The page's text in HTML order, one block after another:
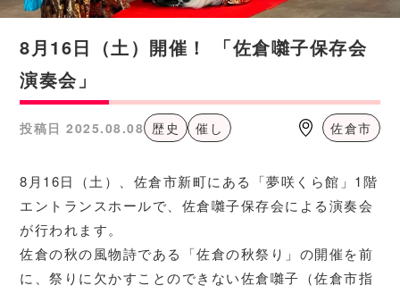
8月16日（土）開催！ 「佐倉囃子保存会
演奏会」
投稿日2025.08.08 歴史 催し 佐倉市
8月16日（土）、佐倉市新町にある「夢咲くら館」1階
エントランスホールで、佐倉囃子保存会による演奏会
が行われます。
佐倉の秋の風物詩である「佐倉の秋祭り」の開催を前
に、祭りに欠かすことのできない佐倉囃子（佐倉市指